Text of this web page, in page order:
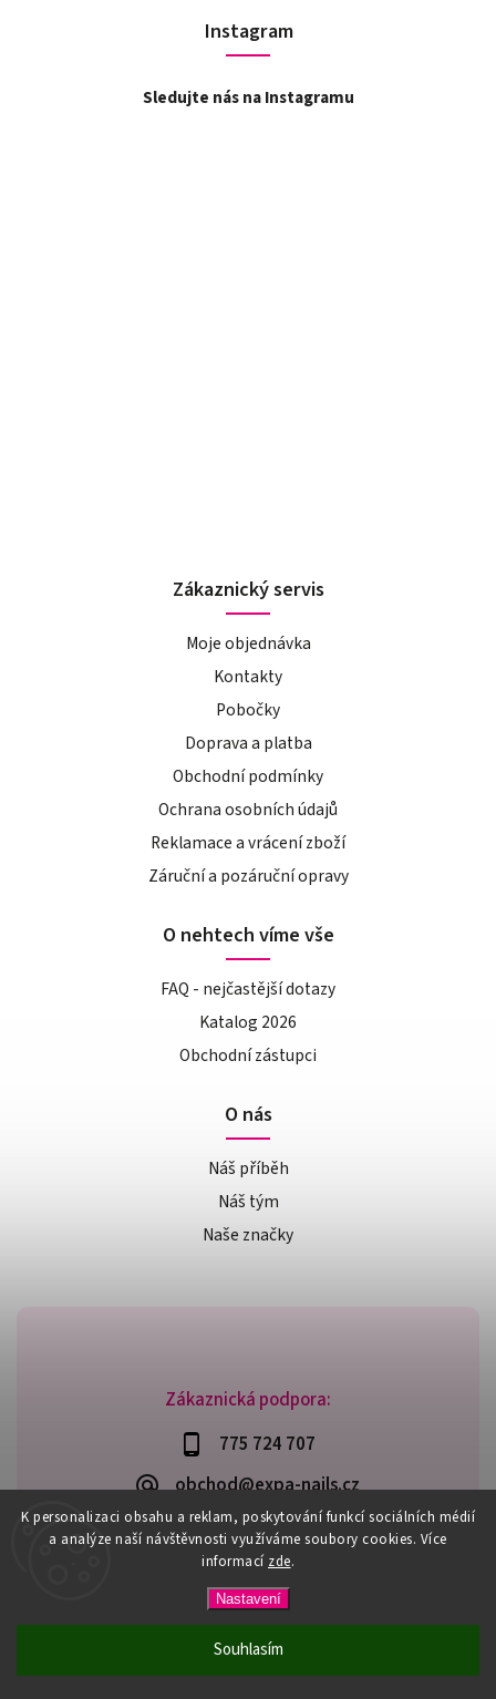
K personalizaci obsahu a reklam, poskytování funkcí sociálních médií
a analýze naší návštěvnosti využíváme soubory cookies. Více
informací zde.
Nastavení
Souhlasím
PŘI NÁKUPU NAD 600,- MÁTE DOPRAVU ZDARMA / DÁREK K
Zákaznická podpora:
775 724 707
obchod@expa-nails.cz
Instagram
Sledujte nás na Instagramu
Zákaznický servis
Moje objednávka
Kontakty
Pobočky
Doprava a platba
Obchodní podmínky
Ochrana osobních údajů
Reklamace a vrácení zboží
Záruční a pozáruční opravy
O nehtech víme vše
FAQ - nejčastější dotazy
Katalog 2026
Obchodní zástupci
O nás
Náš příběh
Náš tým
Naše značky
Expanails.cz. Všechna práva vyhrazena.
Upravit nastavení cookies
VytvořilShoptet | Design